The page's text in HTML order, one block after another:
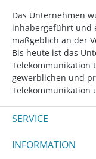
Das Unternehmen
inhabergeführt und
maßgeblich an der
Bis heute ist das
Telekommunikation
gewerblichen und
Telekommunikation
SERVICE
INFORMATION